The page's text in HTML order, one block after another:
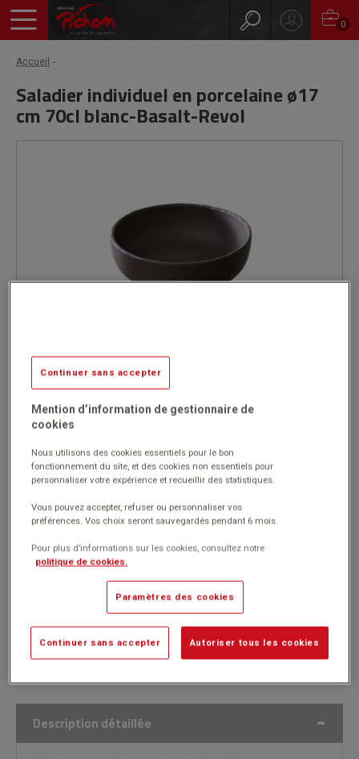
0
Accueil
Saladier individuel en porcelaine ø17
cm 70cl blanc-Basalt-Revol
Livré par notre fournisseur
Réf. 1035172
Code EAN : 3198246424968
(Produit ni repris, ni échangé)
Saladier en porcelaine noire teintée dans la masse.
Ne s effrite pas, ne se raye pas.
Tenue en température : de - 20 C à + 300 C.
Passe au four traditionnel ainsi qu au micro-ondes.
Passe au lave-vaisselle Made in France.
Marque : No brand
HT
(20.70€TTC) Passer commande
Description détaillée
Continuer sans accepter
Mention d’information de gestionnaire de
cookies
Nous utilisons des cookies essentiels pour le bon
fonctionnement du site, et des cookies non essentiels pour
personnaliser votre expérience et recueillir des statistiques.
Vous pouvez accepter, refuser ou personnaliser vos
préférences. Vos choix seront sauvegardés pendant 6 mois.
Pour plus d’informations sur les cookies, consultez notre
politique de cookies.
Paramètres des cookies
Continuer sans accepter Autoriser tous les cookies